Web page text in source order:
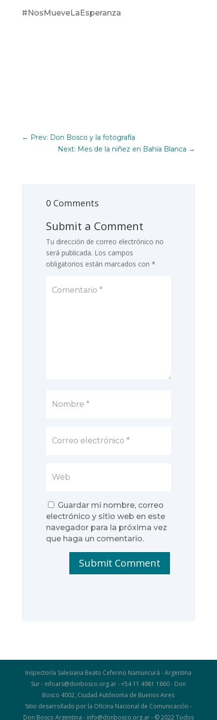
#NosMueveLaEsperanza
← Prev: Don Bosco y la fotografía
Next: Mes de la niñez en Bahía Blanca →
0 Comments
Submit a Comment
Tu dirección de correo electrónico no
será publicada. Los campos
obligatorios están marcados con *
Guardar mi nombre, correo
electrónico y sitio web en este
navegador para la próxima vez
que haga un comentario.
Submit Comment
Inspectoría Salesiana Beato Ceferino Namuncurá - Argentina
Sur - infoars@donbosco.org.ar - +54 11 4981 1860 - Don
Bosco 4002, Ciudad Autónoma de Buenos Aires
Sitio desarrollado por la Oficina Nacional de Comunicación -
Don Bosco Argentina - info@donbosco.org.ar - © 2022 Todos